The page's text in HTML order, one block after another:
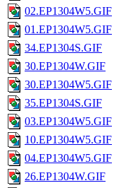
02.EP1304W5.GIF
01.EP1304W5.GIF
34.EP1304S.GIF
30.EP1304W.GIF
30.EP1304W5.GIF
35.EP1304S.GIF
03.EP1304W5.GIF
10.EP1304W5.GIF
04.EP1304W5.GIF
26.EP1304W.GIF